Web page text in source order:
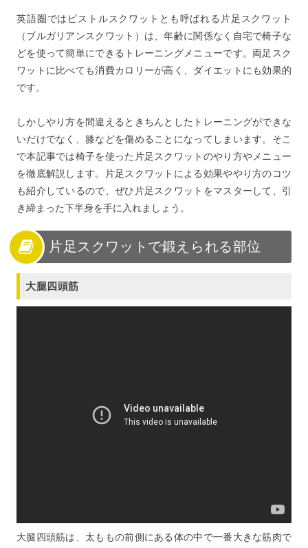
英語圏ではピストルスクワットとも呼ばれる片足スクワット
（ブルガリアンスクワット）は、年齢に関係なく自宅で椅子な
どを使って簡単にできるトレーニングメニューです。両足スク
ワットに比べても消費カロリーが高く、ダイエットにも効果的
です。
しかしやり方を間違えるときちんとしたトレーニングができな
いだけでなく、膝などを傷めることになってしまいます。そこ
で本記事では椅子を使った片足スクワットのやり方やメニュー
を徹底解説します。片足スクワットによる効果ややり方のコツ
も紹介しているので、ぜひ片足スクワットをマスターして、引
き締まった下半身を手に入れましょう。
片足スクワットで鍛えられる部位
大腿四頭筋
大腿四頭筋は、太ももの前側にある体の中で一番大きな筋肉で